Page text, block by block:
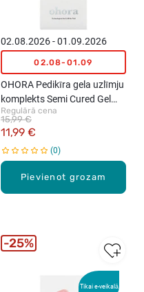
Pievienot grozam
02.08.2026 - 01.09.2026
02.08-01.09
OHORA Pedikīra gela uzlīmju
komplekts Semi Cured Gel
Pedicure Strips (P Ballerina),
30 uzlīmes
Regulārā cena
11,99 €
15,99 €
0
Tikai e-veikalā
25%